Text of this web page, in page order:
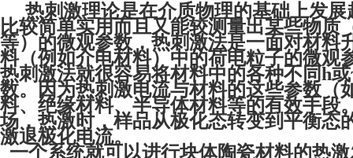
热刺激理论是在介质物理的基础上发
比较简单实用而且又能较测量出某些物
等）的微观参数，热刺激法是一面对材料
料（例如介电材料）中的荷电粒子的微观
热刺激法就很容易将材料中的各种不同h
数。因为热刺激电流与材料的这些参数（
料、绝缘材料、半导体材料等的有效手段
场，热激时，样品从极化态转变到平衡态
激退极化电流。
一个系统就可以进行块体陶瓷材料的热